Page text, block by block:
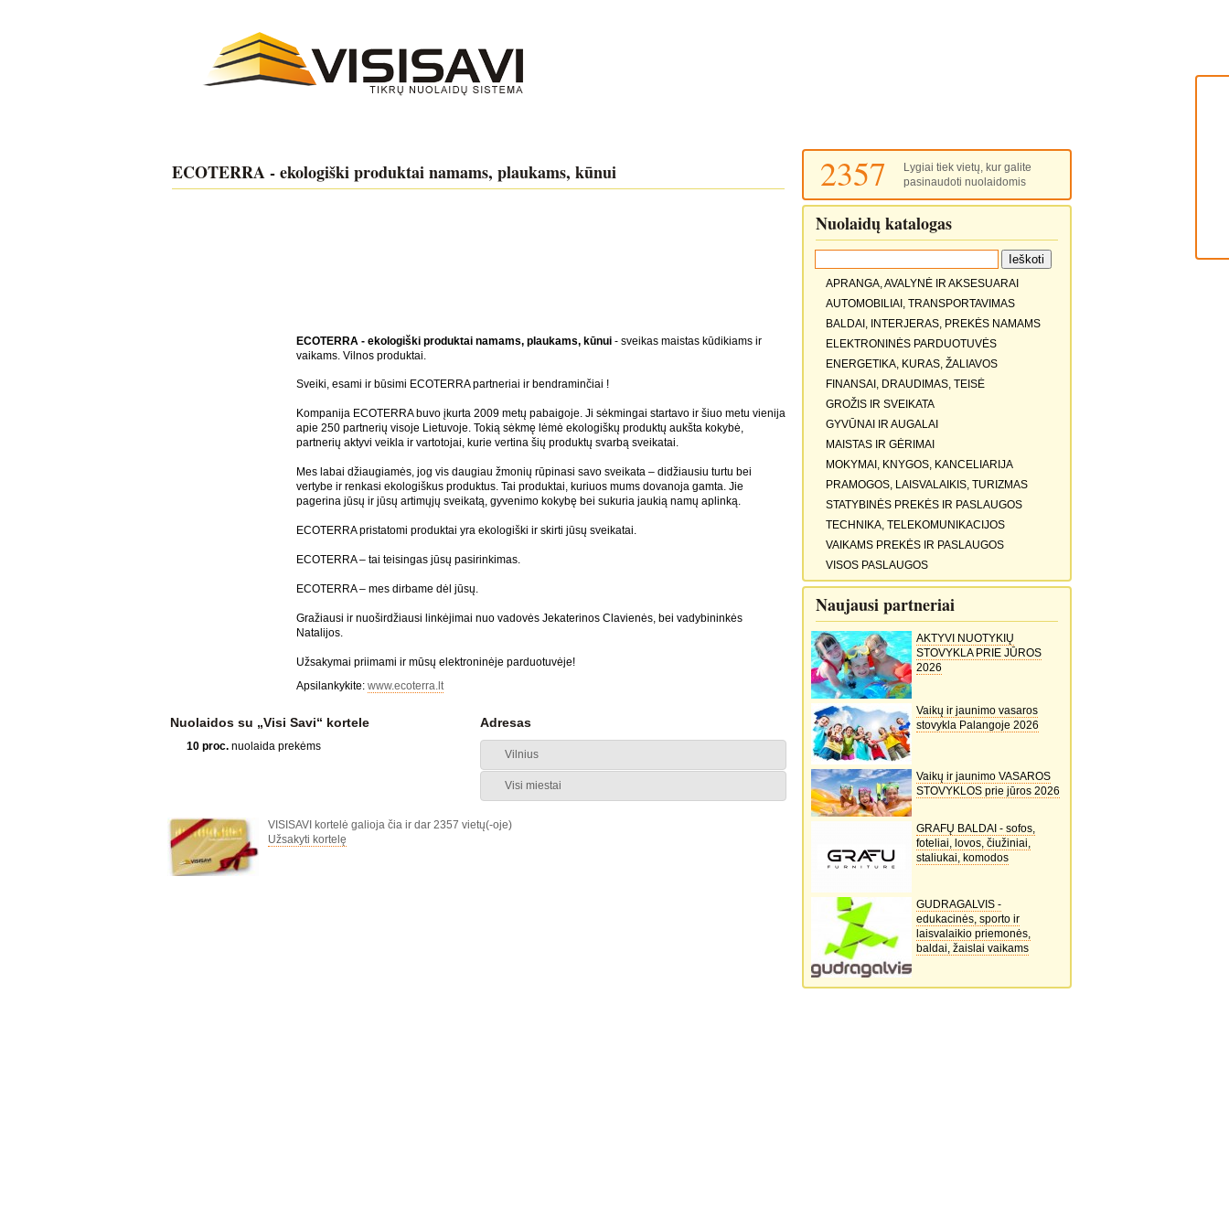
ECOTERRA - ekologiški produktai namams, plaukams, kūnui
ECOTERRA - ekologiški produktai namams, plaukams, kūnui- sveikas maistas kūdikiams ir
vaikams. Vilnos produktai.
Sveiki, esami ir būsimi ECOTERRA partneriai ir bendraminčiai !
Kompanija ECOTERRA buvo įkurta 2009 metų pabaigoje. Ji sėkmingai startavo ir šiuo metu vienija
apie 250 partnerių visoje Lietuvoje. Tokią sėkmę lėmė ekologiškų produktų aukšta kokybė,
partnerių aktyvi veikla ir vartotojai, kurie vertina šių produktų svarbą sveikatai.
Mes labai džiaugiamės, jog vis daugiau žmonių rūpinasi savo sveikata – didžiausiu turtu bei
vertybe ir renkasi ekologiškus produktus. Tai produktai, kuriuos mums dovanoja gamta. Jie
pagerina jūsų ir jūsų artimųjų sveikatą, gyvenimo kokybę bei sukuria jaukią namų aplinką.
ECOTERRA pristatomi produktai yra ekologiški ir skirti jūsų sveikatai.
ECOTERRA – tai teisingas jūsų pasirinkimas.
ECOTERRA – mes dirbame dėl jūsų.
Gražiausi ir nuoširdžiausi linkėjimai nuo vadovės Jekaterinos Clavienės, bei vadybininkės
Natalijos.
Užsakymai priimami ir mūsų elektroninėje parduotuvėje!
Apsilankykite: www.ecoterra.lt
Nuolaidos su „Visi Savi“ kortele
10 proc.nuolaida prekėms
Adresas
Vilnius
Visi miestai
VISISAVI kortelė galioja čia ir dar 2357 vietų(-oje)
Užsakyti kortelę
2357
Lygiai tiek vietų, kur galite
pasinaudoti nuolaidomis
Nuolaidų katalogas
APRANGA, AVALYNĖ IR AKSESUARAI
AUTOMOBILIAI, TRANSPORTAVIMAS
BALDAI, INTERJERAS, PREKĖS NAMAMS
ELEKTRONINĖS PARDUOTUVĖS
ENERGETIKA, KURAS, ŽALIAVOS
FINANSAI, DRAUDIMAS, TEISĖ
GROŽIS IR SVEIKATA
GYVŪNAI IR AUGALAI
MAISTAS IR GĖRIMAI
MOKYMAI, KNYGOS, KANCELIARIJA
PRAMOGOS, LAISVALAIKIS, TURIZMAS
STATYBINĖS PREKĖS IR PASLAUGOS
TECHNIKA, TELEKOMUNIKACIJOS
VAIKAMS PREKĖS IR PASLAUGOS
VISOS PASLAUGOS
Naujausi partneriai
AKTYVI NUOTYKIŲ
STOVYKLA PRIE JŪROS
2026
Vaikų ir jaunimo vasaros
stovykla Palangoje 2026
Vaikų ir jaunimo VASAROS
STOVYKLOS prie jūros 2026
GRAFŲ BALDAI - sofos,
foteliai, lovos, čiužiniai,
staliukai, komodos
GUDRAGALVIS -
edukacinės, sporto ir
laisvalaikio priemonės,
baldai, žaislai vaikams